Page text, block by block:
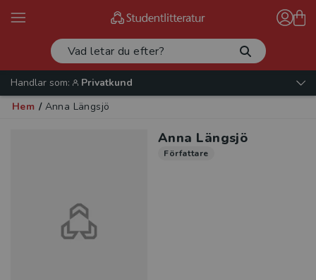
Handlar som:
Privatkund
Hem / Anna Längsjö
Anna Längsjö
Författare